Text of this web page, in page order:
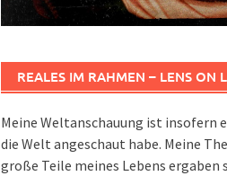
REALES IM RAHMEN – LENS ON
Meine Weltanschauung ist insofern
die Welt angeschaut habe. Meine
große Teile meines Lebens ergaben